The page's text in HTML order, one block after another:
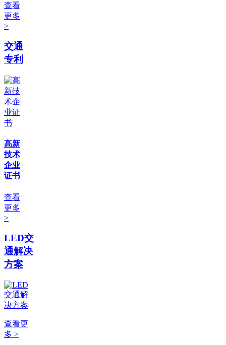
查看
更多
>
交通
专利
高新
技术
企业
证书
查看
更多
>
LED交
通解决
方案
查看更
多 >